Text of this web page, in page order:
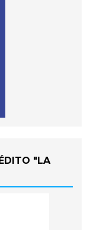
"LA